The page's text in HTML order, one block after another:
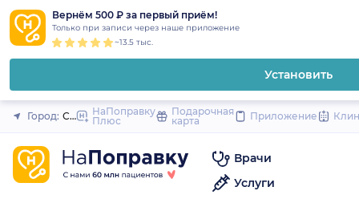
Вернём 500 ₽ за первый приём!
Только при записи через наше приложение
~13.5 тыс.
Установить
Закрыть
Город: Санкт-Петербург
НаПоправку
Плюс
Подарочная
карта
Приложение
Врачи
Услуги